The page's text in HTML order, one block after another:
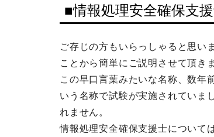
■情報処理安全確保支
ご存じの方もいらっしゃると思い
ことから簡単にご説明させて頂き
この早口言葉みたいな名称、数年
いう名称で試験が実施されていま
れません。
情報処理安全確保支援士について